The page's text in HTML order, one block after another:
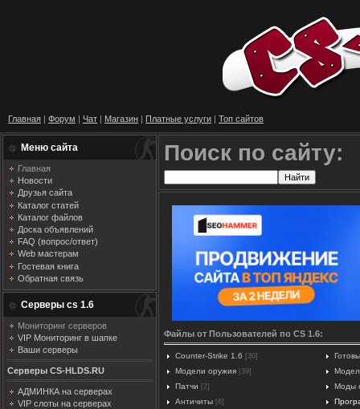
Главная | Форум | Чат | Магазин | Платные услуги | Топ сайтов
Меню сайта
Главная
Новости
Друзья сайта
Каталог статей
Каталог файлов
Доска объявлений
FAQ (вопрос/ответ)
Web мастерам
Гостевая книга
Обратная связь
Серверы cs 1.6
Мониторинг серверов
VIP Мониторинг в шапке
Ваши серверы
Серверы CS-HLDS.RU
АДМИНКА на серверах
VIP слоты на серверах
Поиск по сайту:
Файлы от Пользователей по CS 1.6:
Counter-Strike 1.6 [30]
Модели оружия [39]
Патчи
[2]
Моды
Античиты [6]